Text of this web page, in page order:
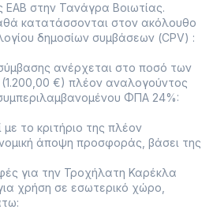
ΕΑΒ στην Τανάγρα Βοιωτίας.
κατατάσσονται στον ακόλουθο
δημοσίων συμβάσεων (CPV) :
ανέρχεται στο ποσό των
€) πλέον αναλογούντος
ΦΠΑ 24%:
το κριτήριο της πλέον
άποψη προσφοράς, βάσει της
για την Τροχήλατη Καρέκλα
χρήση σε εσωτερικό χώρο,